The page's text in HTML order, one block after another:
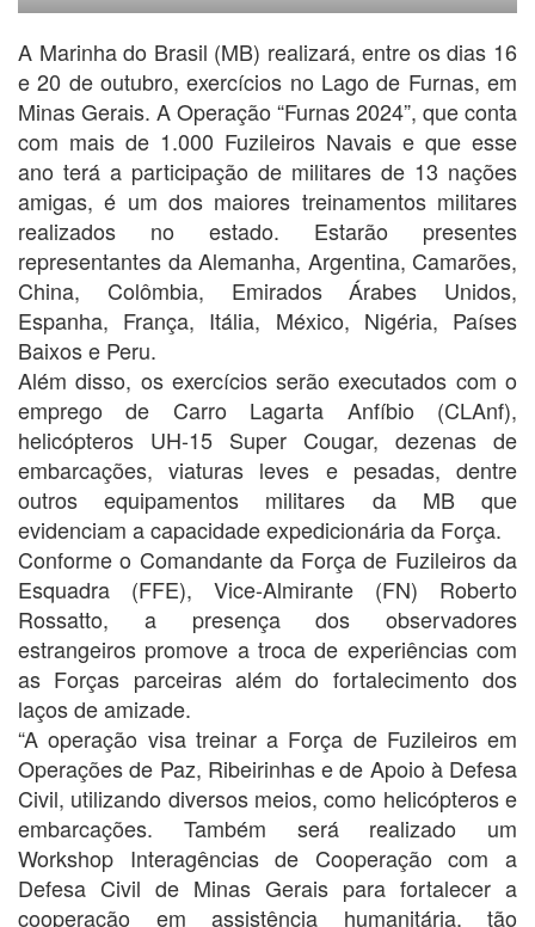
A Marinha do Brasil (MB) realizará, entre os dias 16
e 20 de outubro, exercícios no Lago de Furnas, em
Minas Gerais. A Operação “Furnas 2024”, que conta
com mais de 1.000 Fuzileiros Navais e que esse
ano terá a participação de militares de 13 nações
amigas, é um dos maiores treinamentos militares
realizados no estado. Estarão presentes
representantes da Alemanha, Argentina, Camarões,
China, Colômbia, Emirados Árabes Unidos,
Espanha, França, Itália, México, Nigéria, Países
Baixos e Peru.
Além disso, os exercícios serão executados com o
emprego de Carro Lagarta Anfíbio (CLAnf),
helicópteros UH-15 Super Cougar, dezenas de
embarcações, viaturas leves e pesadas, dentre
outros equipamentos militares da MB que
evidenciam a capacidade expedicionária da Força.
Conforme o Comandante da Força de Fuzileiros da
Esquadra (FFE), Vice-Almirante (FN) Roberto
Rossatto, a presença dos observadores
estrangeiros promove a troca de experiências com
as Forças parceiras além do fortalecimento dos
laços de amizade.
“A operação visa treinar a Força de Fuzileiros em
Operações de Paz, Ribeirinhas e de Apoio à Defesa
Civil, utilizando diversos meios, como helicópteros e
embarcações. Também será realizado um
Workshop Interagências de Cooperação com a
Defesa Civil de Minas Gerais para fortalecer a
cooperação em assistência humanitária, tão